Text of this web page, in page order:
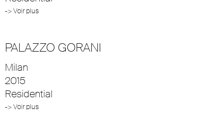
-> Voir plus
PALAZZO GORANI
Milan
2015
Residential
-> Voir plus